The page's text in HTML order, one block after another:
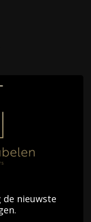
de nieuwste